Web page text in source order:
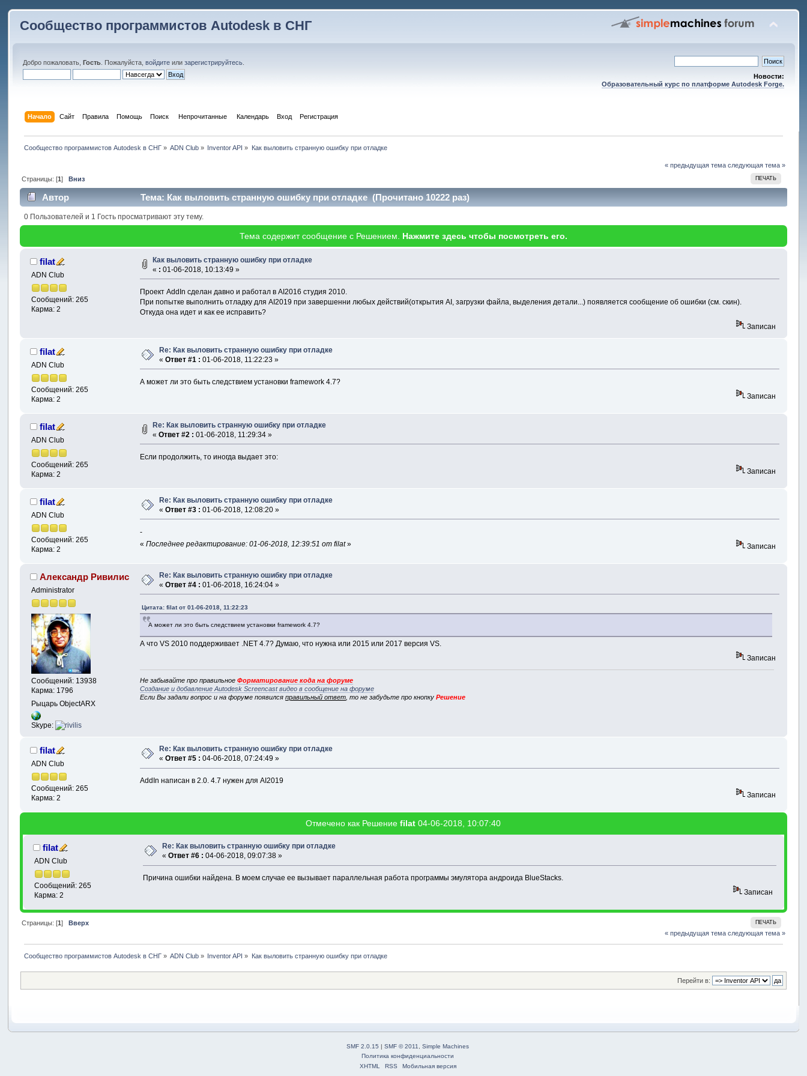
Сообщество программистов Autodesk в СНГ
Добро пожаловать,Гость . Пожалуйста,войдите илизарегистрируйтесь
Новости:
Образовательный курс по платформе Autodesk Forge.
Начало Сайт Правила Помощь Поиск Непрочитанные Календарь Вход Регистрация
Сообщество программистов Autodesk в СНГ» ADN Club » Inventor API » Как выловить странную ошибку при отладке
« предыдущая тема следующая тема »
ПЕЧАТЬ
Страницы: [1] Вниз
Автор Тема: Как выловить странную ошибку при отладке (Прочитано 10222 раз)
0 Пользователей и 1 Гость просматривают эту тему.
Тема содержит сообщение с Решением. Нажмите здесь чтобы посмотреть его.
filat
ADN Club
Сообщений: 265
Карма: 2
Как выловить странную ошибку при отладке
« : 01-06-2018, 10:13:49 »
Проект AddIn сделан давно и работал в AI2016 студия 2010.
При попытке выполнить отладку для AI2019 при завершенни любых действий(открытия AI, загрузки файла, выделения детали...) появляется сообщение об ошибки (см. скин).
Откуда она идет и как ее исправить?
Записан
filat
ADN Club
Сообщений: 265
Карма: 2
Re: Как выловить странную ошибку при отладке
«Ответ #1 : 01-06-2018, 11:22:23 »
А может ли это быть следствием установки framework 4.7?
Записан
filat
ADN Club
Сообщений: 265
Карма: 2
Re: Как выловить странную ошибку при отладке
«Ответ #2 : 01-06-2018, 11:29:34 »
Если продолжить, то иногда выдает это:
Записан
filat
ADN Club
Сообщений: 265
Карма: 2
Re: Как выловить странную ошибку при отладке
«Ответ #3 : 01-06-2018, 12:08:20 »
-
«Последнее редактирование: 01-06-2018, 12:39:51 от filat» Записан
Александр Ривилис
Administrator
Сообщений: 13938
Карма: 1796
Рыцарь ObjectARX
Skype:
Re: Как выловить странную ошибку при отладке
«Ответ #4 : 01-06-2018, 16:24:04 »
Цитата: filat от 01-06-2018, 11:22:23
А может ли это быть следствием установки framework 4.7?
А что VS 2010 поддерживает .NET 4.7? Думаю, что нужна или 2015 или 2017 версия VS.
Записан
Не забывайте про правильноеФорматирование кода на форуме
Создание и добавление Autodesk Screencast видео в сообщение на форуме
Если Вы задали вопрос и на форуме появилсяправильный ответ , то не забудьте про кнопкуРешение
filat
ADN Club
Сообщений: 265
Карма: 2
Re: Как выловить странную ошибку при отладке
«Ответ #5 : 04-06-2018, 07:24:49 »
AddIn написан в 2.0. 4.7 нужен для AI2019
Записан
Отмечено как Решениеfilat 04-06-2018, 10:07:40
filat
ADN Club
Сообщений: 265
Карма: 2
Re: Как выловить странную ошибку при отладке
«Ответ #6 : 04-06-2018, 09:07:38 »
Причина ошибки найдена. В моем случае ее вызывает параллельная работа программы эмулятора андроида BlueStacks.
Записан
ПЕЧАТЬ
Страницы: [1] Вверх
« предыдущая тема следующая тема »
Сообщество программистов Autodesk в СНГ» ADN Club » Inventor API » Как выловить странную ошибку при отладке
Перейти в:
SMF 2.0.15 |SMF © 2011 ,Simple Machines
Политика конфиденциальности
XHTML
RSS Мобильная версия